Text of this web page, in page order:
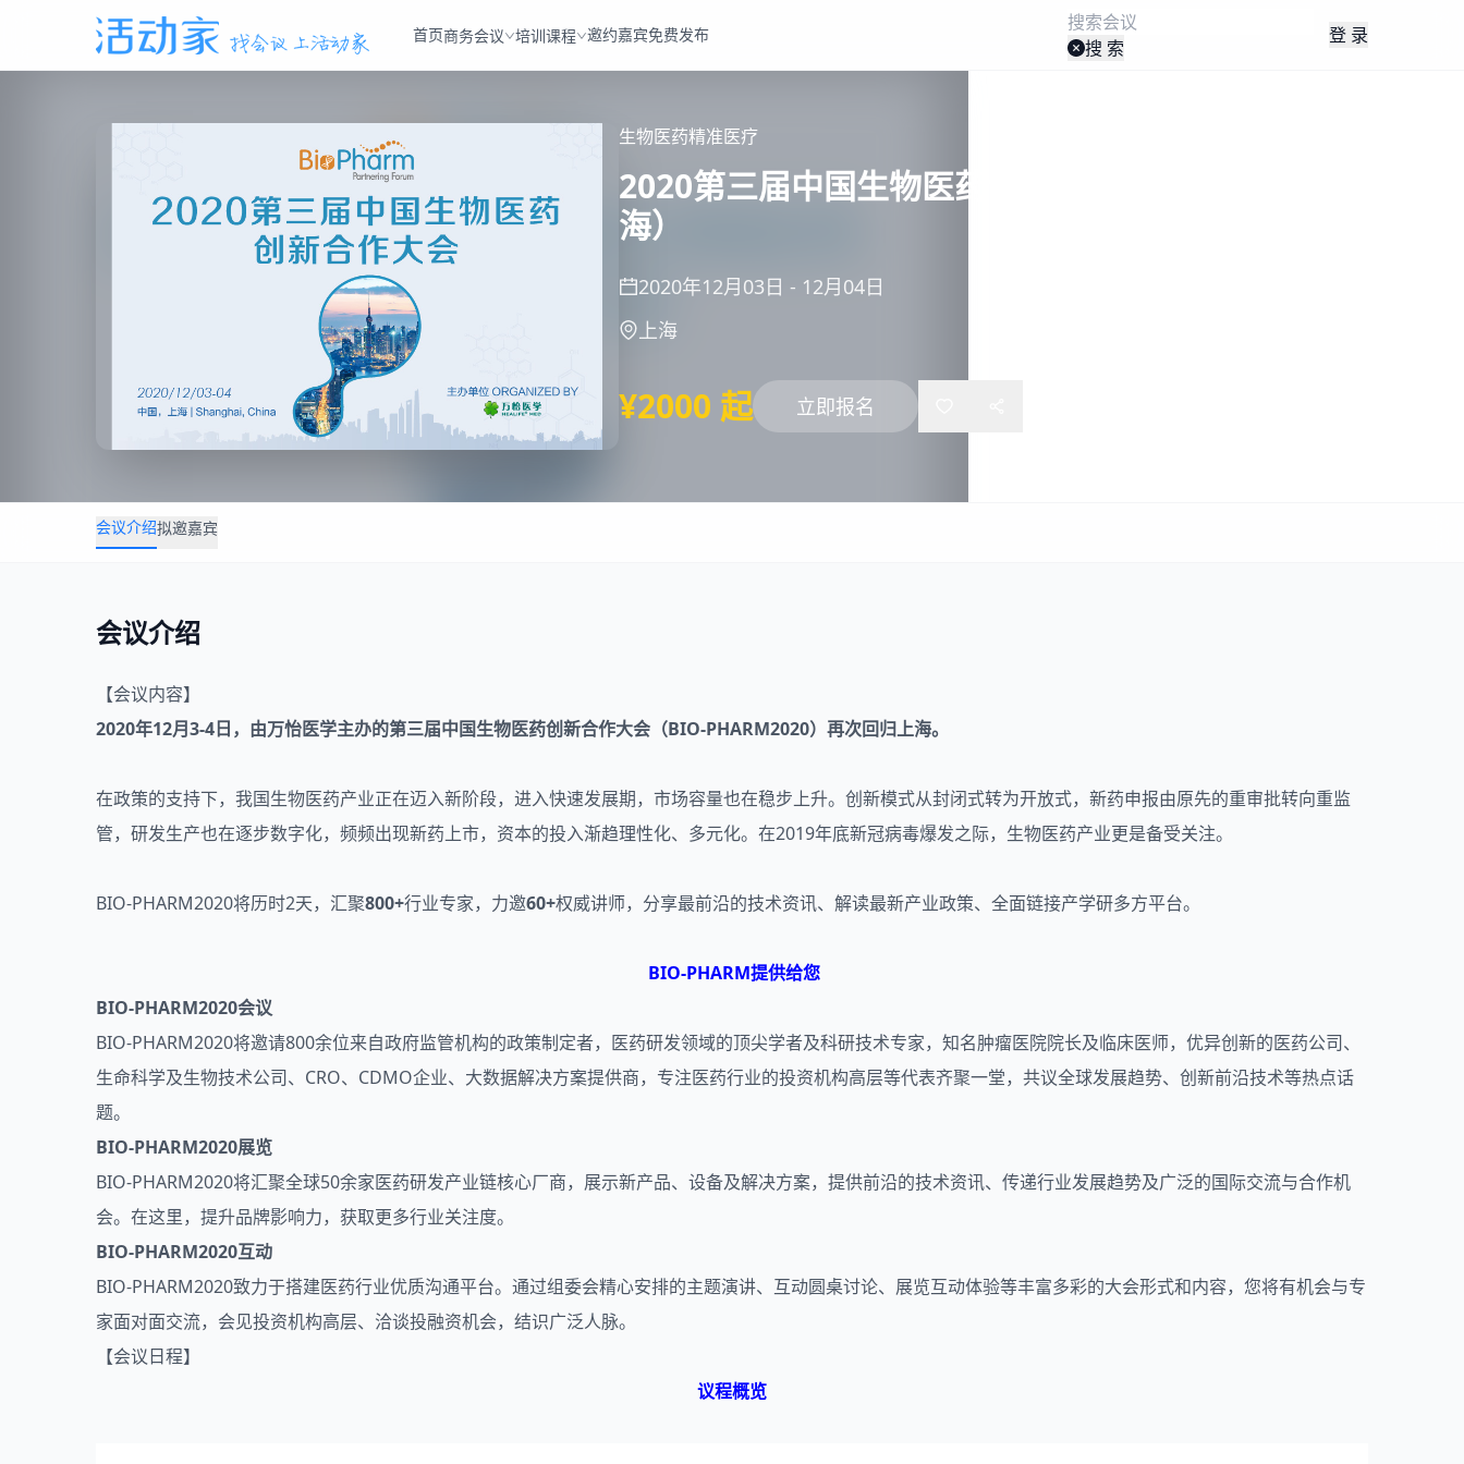
首页商务会议 培训课程 邀约嘉宾免费发布
搜 索
登 录
生物医药精准医疗
2020第三届中国生物医药创新合作大会（12月上
海）
2020年12月03日 - 12月04日
上海
¥2000 起 立即报名
会议介绍拟邀嘉宾
会议介绍
【会议内容】
2020年12月3-4日，由万怡医学主办的第三届中国生物医药创新合作大会（BIO-PHARM2020）再次回归上海。
在政策的支持下，我国生物医药产业正在迈入新阶段，进入快速发展期，市场容量也在稳步上升。创新模式从封闭式转为开放式，新药申报由原先的重审批转向重监
管，研发生产也在逐步数字化，频频出现新药上市，资本的投入渐趋理性化、多元化。在2019年底新冠病毒爆发之际，生物医药产业更是备受关注。
BIO-PHARM2020将历时2天，汇聚800+行业专家，力邀60+权威讲师，分享最前沿的技术资讯、解读最新产业政策、全面链接产学研多方平台。
BIO-PHARM提供给您
BIO-PHARM2020会议
BIO-PHARM2020将邀请800余位来自政府监管机构的政策制定者，医药研发领域的顶尖学者及科研技术专家，知名肿瘤医院院长及临床医师，优异创新的医药公司、
生命科学及生物技术公司、CRO、CDMO企业、大数据解决方案提供商，专注医药行业的投资机构高层等代表齐聚一堂，共议全球发展趋势、创新前沿技术等热点话
题。
BIO-PHARM2020展览
BIO-PHARM2020将汇聚全球50余家医药研发产业链核心厂商，展示新产品、设备及解决方案，提供前沿的技术资讯、传递行业发展趋势及广泛的国际交流与合作机
会。在这里，提升品牌影响力，获取更多行业关注度。
BIO-PHARM2020互动
BIO-PHARM2020致力于搭建医药行业优质沟通平台。通过组委会精心安排的主题演讲、互动圆桌讨论、展览互动体验等丰富多彩的大会形式和内容，您将有机会与专
家面对面交流，会见投资机构高层、洽谈投融资机会，结识广泛人脉。
【会议日程】
议程概览